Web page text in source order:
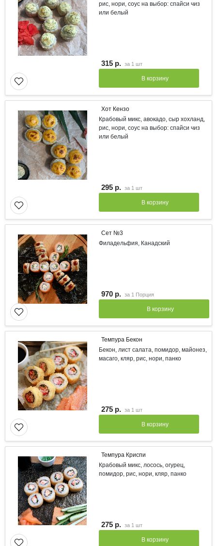
рис, нори, соус на выбор: спайси чиз
или белый
315 р. за 1 шт
В корзину
Хот Кензо
Крабовый микс, авокадо, сыр хохланд,
рис, нори, соус на выбор: спайси чиз
или белый
295 р. за 1 шт
В корзину
Сет №3
Филадельфия, Канадский
970 р. за 1 Порция
В корзину
Темпура Бекон
Бекон, лист салата, помидор, майонез,
масаго, кляр, рис, нори, панко
275 р. за 1 шт
В корзину
Темпура Криспи
Крабовый микс, лосось, огурец,
помидор, рис, нори, кляр, панко
275 р. за 1 шт
В корзину